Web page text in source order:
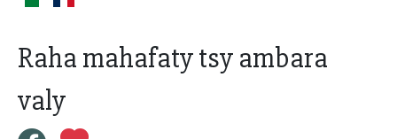
Raha mahafaty tsy ambara
valy